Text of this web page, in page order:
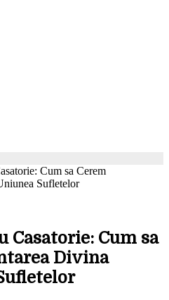
Cum sa Cerem
Sufletelor
Casatorie: Cum sa
Divina